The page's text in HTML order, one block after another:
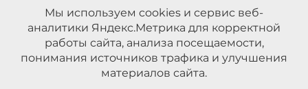
Мы используем cookies и сервис веб-
аналитики Яндекс.Метрика для корректной
работы сайта, анализа посещаемости,
понимания источников трафика и улучшения
материалов сайта.